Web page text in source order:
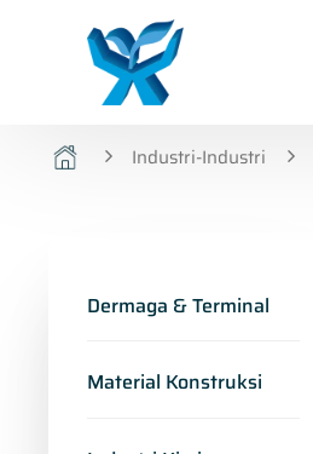
Industri-Industri
Dermaga & Terminal
Material Konstruksi